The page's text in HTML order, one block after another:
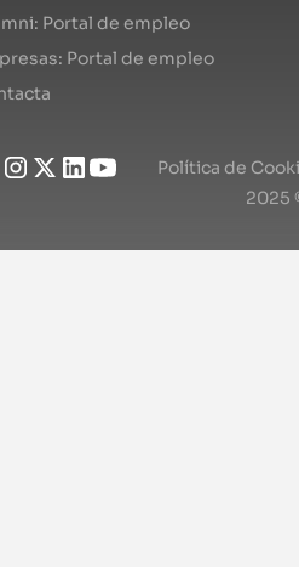
Portal de empleo
Portal de empleo
Política de
2025